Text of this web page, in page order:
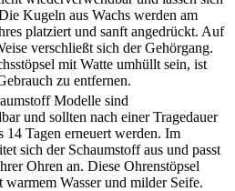
Kugeln aus Wachs werden am
platziert und sanft angedrückt. Auf
verschließt sich der Gehörgang.
mit Watte umhüllt sein, ist
zu entfernen.
Modelle sind
und sollten nach einer Tragedauer
14 Tagen erneuert werden. Im
sich der Schaumstoff aus und passt
Ohren an. Diese Ohrenstöpsel
warmem Wasser und milder Seife.